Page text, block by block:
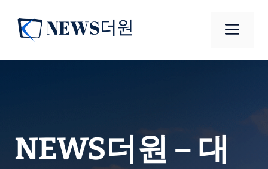
메
뉴
NEWS더원 – 대